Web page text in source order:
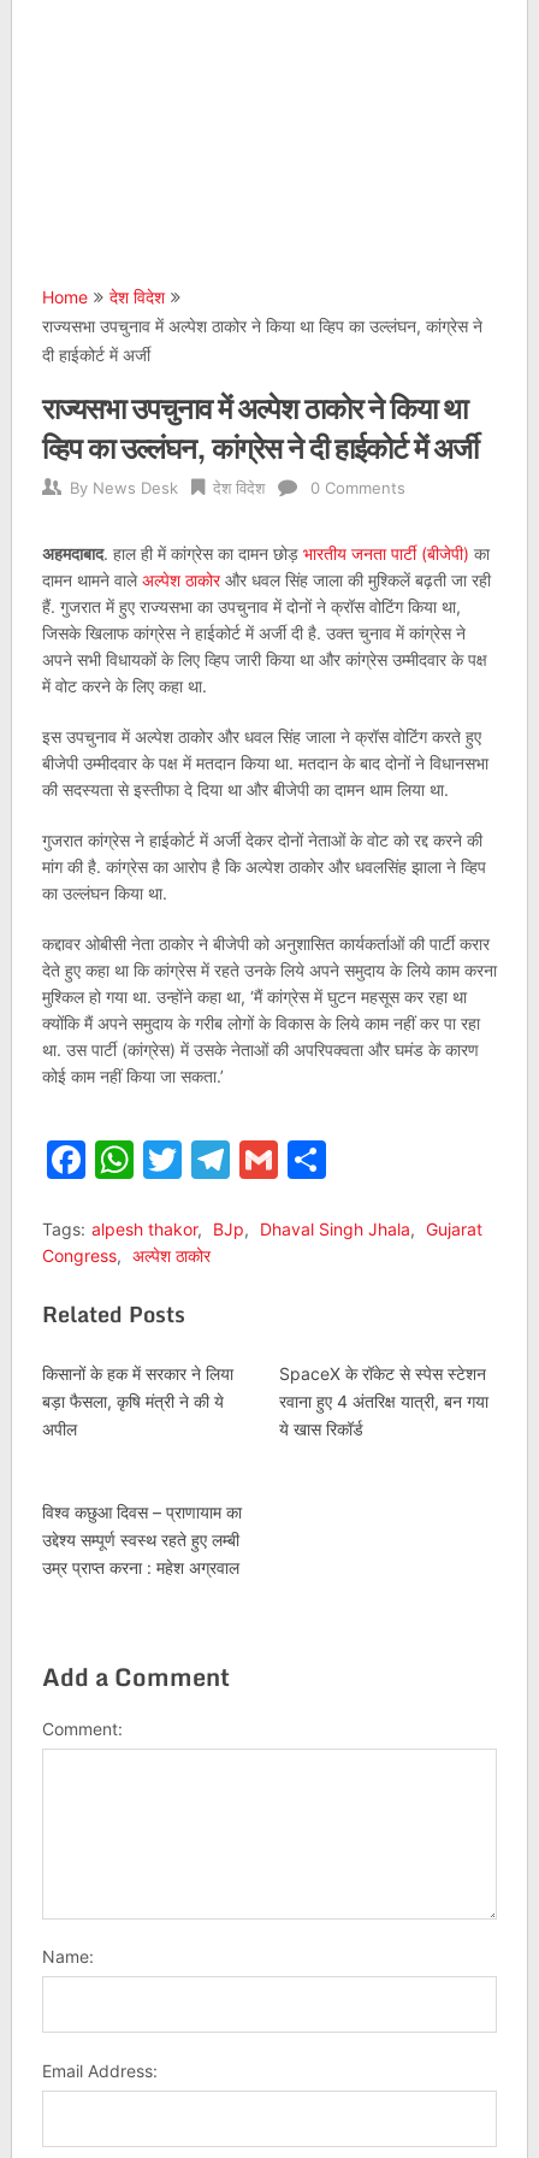
Home
देश विदेश
राज्यसभा उपचुनाव में अल्पेश ठाकोर ने किया था व्हिप का उल्लंघन, कांग्रेस ने
दी हाईकोर्ट में अर्जी
राज्यसभा उपचुनाव में अल्पेश ठाकोर ने किया था
व्हिप का उल्लंघन, कांग्रेस ने दी हाईकोर्ट में अर्जी
By News Desk देश विदेश 0 Comments
अहमदाबाद. हाल ही में कांग्रेस का दामन छोड़ भारतीय जनता पार्टी (बीजेपी) का
दामन थामने वालेअल्पेश ठाकोरऔर धवल सिंह जाला की मुश्किलें बढ़ती जा रही
हैं. गुजरात में हुए राज्यसभा का उपचुनाव में दोनों ने क्रॉस वोटिंग किया था,
जिसके खिलाफ कांग्रेस ने हाईकोर्ट में अर्जी दी है. उक्त चुनाव में कांग्रेस ने
अपने सभी विधायकों के लिए व्हिप जारी किया था और कांग्रेस उम्मीदवार के पक्ष
में वोट करने के लिए कहा था.
इस उपचुनाव में अल्पेश ठाकोर और धवल सिंह जाला ने क्रॉस वोटिंग करते हुए
बीजेपी उम्मीदवार के पक्ष में मतदान किया था. मतदान के बाद दोनों ने विधानसभा
की सदस्यता से इस्तीफा दे दिया था और बीजेपी का दामन थाम लिया था.
गुजरात कांग्रेस ने हाईकोर्ट में अर्जी देकर दोनों नेताओं के वोट को रद्द करने की
मांग की है. कांग्रेस का आरोप है कि अल्पेश ठाकोर और धवलसिंह झाला ने व्हिप
का उल्लंघन किया था.
कद्दावर ओबीसी नेता ठाकोर ने बीजेपी को अनुशासित कार्यकर्ताओं की पार्टी करार
देते हुए कहा था कि कांग्रेस में रहते उनके लिये अपने समुदाय के लिये काम करना
मुश्किल हो गया था. उन्होंने कहा था, ‘मैं कांग्रेस में घुटन महसूस कर रहा था
क्योंकि मैं अपने समुदाय के गरीब लोगों के विकास के लिये काम नहीं कर पा रहा
था. उस पार्टी (कांग्रेस) में उसके नेताओं की अपरिपक्वता और घमंड के कारण
कोई काम नहीं किया जा सकता.’
Facebook
WhatsApp
Twitter
Telegram
GmailShare
Tags: alpesh thakor, BJp, Dhaval Singh Jhala, Gujarat
Congress, अल्पेश ठाकोर
Related Posts
किसानों के हक में सरकार ने लिया
बड़ा फैसला, कृषि मंत्री ने की ये
अपील
SpaceX के रॉकेट से स्पेस स्टेशन
रवाना हुए 4 अंतरिक्ष यात्री, बन गया
ये खास रिकॉर्ड
विश्व कछुआ दिवस – प्राणायाम का
उद्देश्य सम्पूर्ण स्वस्थ रहते हुए लम्बी
उम्र प्राप्त करना : महेश अग्रवाल
Add a Comment
Comment:
Name:
Email Address: